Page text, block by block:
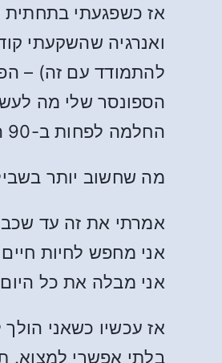
אז כשפגעתי
ואנרגיה שהשקעתי
להתמודד עם זה) –
הספונסר שלי מה
החלמה לפחות ב-90 הימים הראשונים, כדי לתכנת מחדש את המוח שלי.
מה שחשוב יותר
אמרתי את זה עד
אני מחפש לחיות
אני מבלה את כל
אז עכשיו כשאני
בלתי אפשרי למצוא.